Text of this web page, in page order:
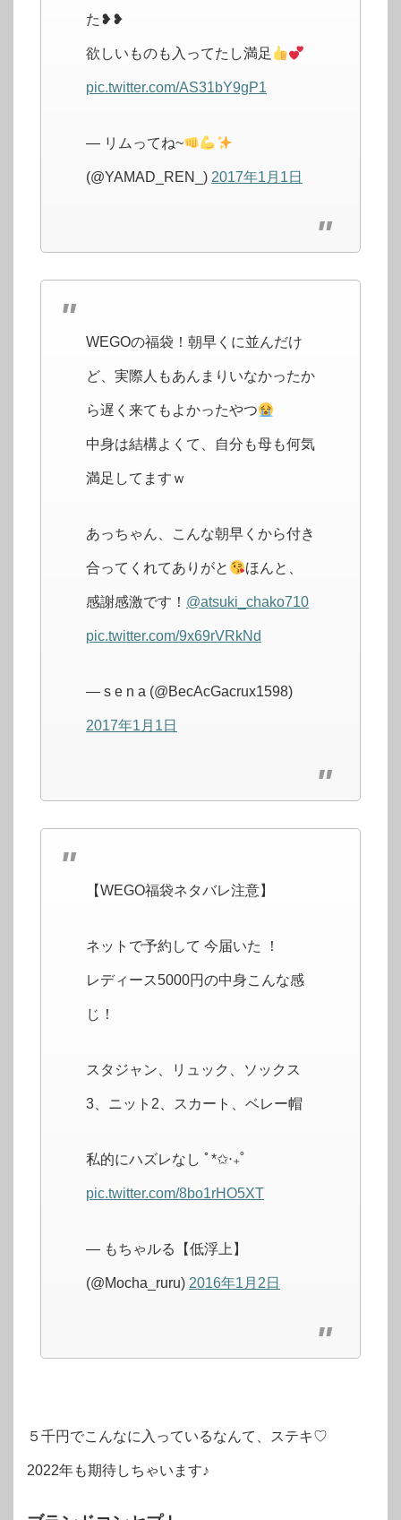
た❥❥
欲しいものも入ってたし満足
pic.twitter.com/AS31bY9gP1
— リムってね~
(@YAMAD_REN_) 2017年1月1日
WEGOの福袋！朝早くに並んだけ
ど、実際人もあんまりいなかったか
ら遅く来てもよかったやつ
中身は結構よくて、自分も母も何気
満足してますｗ
あっちゃん、こんな朝早くから付き
合ってくれてありがと ほんと、
感謝感激です！ @atsuki_chako710
pic.twitter.com/9x69rVRkNd
— s e n a (@BecAcGacrux1598)
2017年1月1日
【WEGO福袋ネタバレ注意】
ネットで予約して 今届いた ！
レディース5000円の中身こんな感
じ！
スタジャン、リュック、ソックス
3、ニット2、スカート、ベレー帽
私的にハズレなし ﾟ*✩‧₊˚
pic.twitter.com/8bo1rHO5XT
— もちゃルる【低浮上】
(@Mocha_ruru) 2016年1月2日
５千円でこんなに入っているなんて、ステキ♡
2022年も期待しちゃいます♪